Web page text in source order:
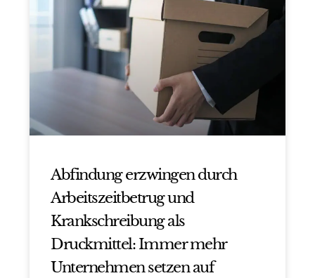
Abfindung erzwingen durch
Arbeitszeitbetrug und
Krankschreibung als
Druckmittel: Immer mehr
Unternehmen setzen auf